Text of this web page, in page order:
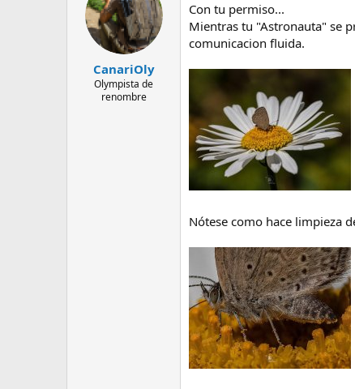
i
o
e
CanariOly
Olympista de
renombre
Con tu permiso...
Mientras tu "Astronauta" se
comunicacion fluida.
Nótese como hace limpieza